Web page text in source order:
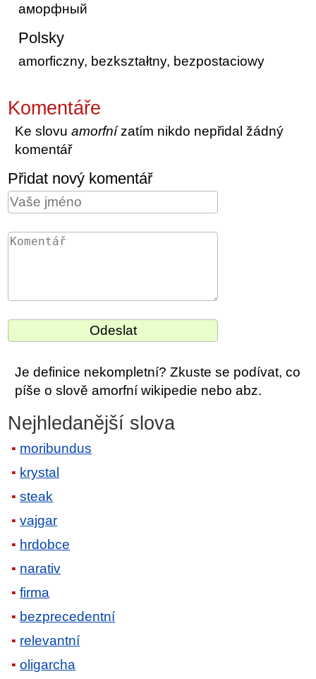
аморфный
Polsky
amorficzny, bezkształtny, bezpostaciowy
Komentáře
Ke slovuamorfnízatím nikdo nepřidal žádný
komentář
Přidat nový komentář
Je definice nekompletní? Zkuste se podívat, co
píše o slově amorfní wikipedie nebo abz.
Nejhledanější slova
moribundus
krystal
steak
vajgar
hrdobce
narativ
firma
bezprecedentní
relevantní
oligarcha